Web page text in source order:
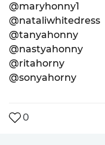
@maryhonny1
@nataliwhitedress
@tanyahonny
@nastyahonny
@ritahorny
@sonyahorny
0